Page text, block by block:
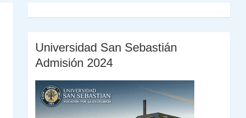
Universidad San Sebastián
Admisión 2024